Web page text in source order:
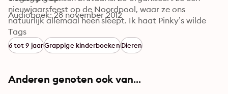
nieuwjaarsfeest op de Noordpool, waar ze ons
natuurlijk allemaal heen sleept. Ik haat Pinky’s wilde
levensstijl, de harde muziek en de nieuwe snufjes. Maar
Pinky zit ook vol goede ideeën en krijgt sensationele
dingen voor elkaar. Mijn leven zal nooit meer hetzelfde
Audioboek: 28 november 2012
Tags
6 tot 9 jaarGrappige kinderboekenDieren
Anderen genoten ook van...